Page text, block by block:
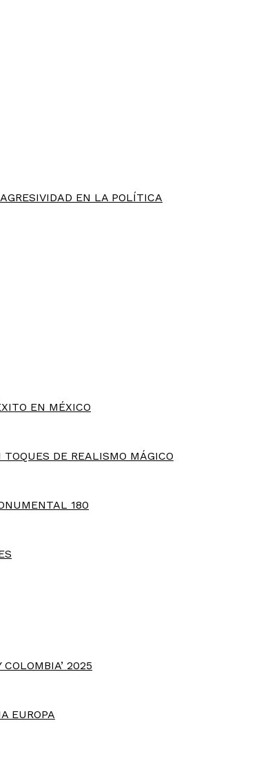
EN LA POLÍTICA
EN MÉXICO
DE REALISMO MÁGICO
180
2025
EUROPA